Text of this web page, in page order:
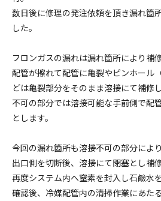
数日後に修理の発注依頼を頂き漏れ箇
した。
フロンガスの漏れは漏れ箇所により補
配管が擦れて配管に亀裂やピンホール
どは亀裂部分をそのまま溶接にて補修
不可の部分では溶接可能な手前側で配
とします。
今回の漏れ箇所も溶接不可の部分によ
出口側を切断後、溶接にて閉塞とし補
再度システム内へ窒素を封入し石鹼水
確認後、冷媒配管内の清掃作業にあた